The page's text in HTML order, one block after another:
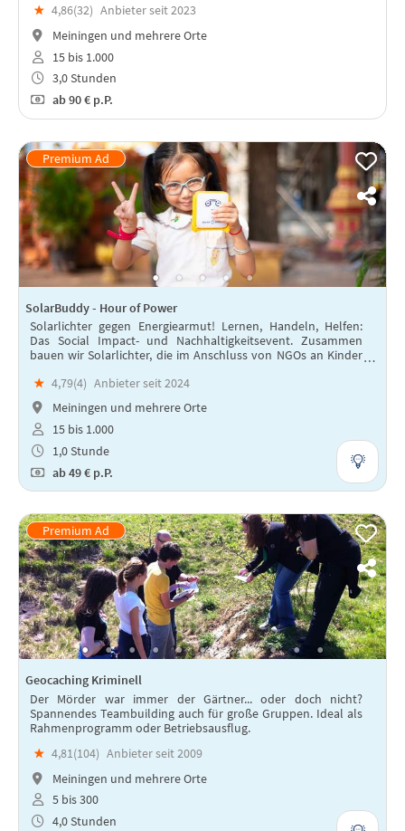
★ 4,86(32) Anbieter seit 2023
Meiningen und mehrere Orte
15 bis 1.000
3,0 Stunden
ab90 € p.P.
SolarBuddy - Hour of Power
Solarlichter gegen Energiearmut! Lernen, Handeln, Helfen:
Das Social Impact- und Nachhaltigkeitsevent. Zusammen
bauen wir Solarlichter, die im Anschluss von NGOs an Kinder
★ 4,79(4) Anbieter seit 2024
Meiningen und mehrere Orte
15 bis 1.000
1,0 Stunde
ab49 € p.P.
Geocaching Kriminell
Der Mörder war immer der Gärtner... oder doch nicht?
Spannendes Teambuilding auch für große Gruppen. Ideal als
Rahmenprogramm oder Betriebsausflug.
★ 4,81(104) Anbieter seit 2009
Meiningen und mehrere Orte
5 bis 300
4,0 Stunden